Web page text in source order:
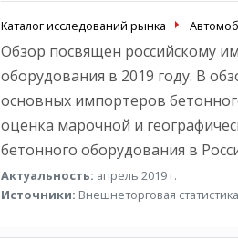
Каталог исследований рынка
Обзор посвящен российскому
оборудования в 2019 году. В
основных импортеров
оценка марочной и
бетонного оборудования в
Актуальность: апрель 2019 г.
Источники: Внешнеторговая статистика